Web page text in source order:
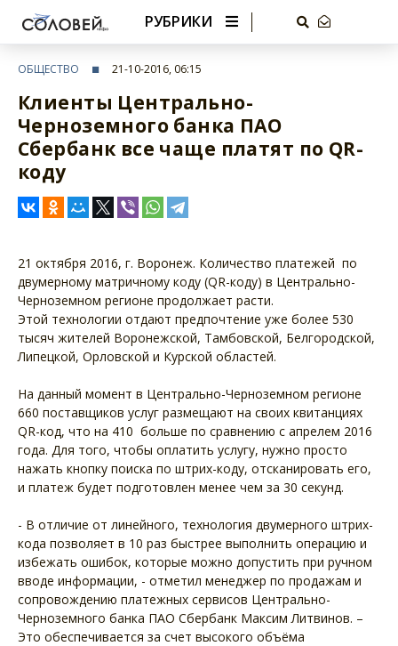
РУБРИКИ
ОБЩЕСТВО 21-10-2016, 06:15
Клиенты Центрально-
Черноземного банка ПАО
Сбербанк все чаще платят по QR-
коду
21 октября 2016, г. Воронеж. Количество платежей по
двумерному матричному коду (QR-коду) в Центрально-
Черноземном регионе продолжает расти.
Этой технологии отдают предпочтение уже более 530
тысяч жителей Воронежской, Тамбовской, Белгородской,
Липецкой, Орловской и Курской областей.
На данный момент в Центрально-Черноземном регионе
660 поставщиков услуг размещают на своих квитанциях
QR-код, что на 410 больше по сравнению с апрелем 2016
года. Для того, чтобы оплатить услугу, нужно просто
нажать кнопку поиска по штрих-коду, отсканировать его,
и платеж будет подготовлен менее чем за 30 секунд.
- В отличие от линейного, технология двумерного штрих-
кода позволяет в 10 раз быстрее выполнить операцию и
избежать ошибок, которые можно допустить при ручном
вводе информации, - отметил менеджер по продажам и
сопровождению платежных сервисов Центрально-
Черноземного банка ПАО Сбербанк Максим Литвинов. –
Это обеспечивается за счет высокого объёма